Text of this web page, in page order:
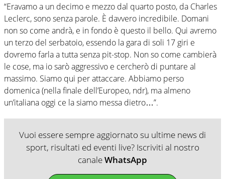
“Eravamo a un decimo e mezzo dal quarto posto, da Charles
Leclerc, sono senza parole. È davvero incredibile. Domani
non so come andrà, e in fondo è questo il bello. Qui avremo
un terzo del serbatoio, essendo la gara di soli 17 giri e
dovremo farla a tutta senza pit-stop. Non so come cambierà
le cose, ma io sarò aggressivo e cercherò di puntare al
massimo. Siamo qui per attaccare. Abbiamo perso
domenica (nella finale dell’Europeo, ndr), ma almeno
un’italiana oggi ce la siamo messa dietro…”.
Vuoi essere sempre aggiornato su ultime news di
sport, risultati ed eventi live? Iscriviti al nostro
canaleWhatsApp